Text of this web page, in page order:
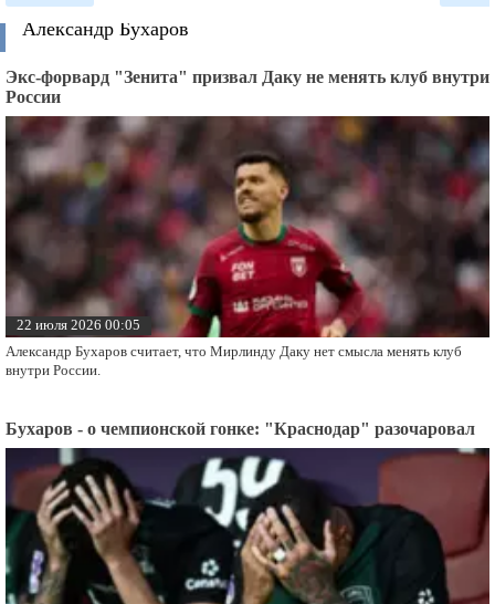
Александр Бухаров
Экс-форвард "Зенита" призвал Даку не менять клуб внутри
России
22 июля 2026 00:05
Александр Бухаров считает, что Мирлинду Даку нет смысла менять клуб
внутри России.
Бухаров - о чемпионской гонке: "Краснодар" разочаровал